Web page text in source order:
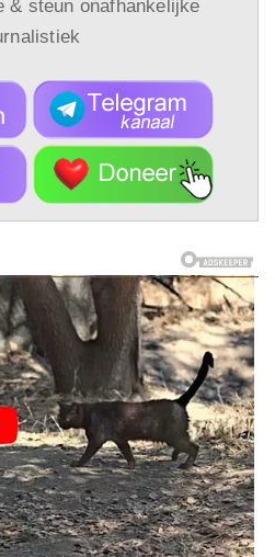
& steun onafhankelijke